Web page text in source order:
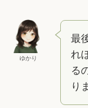
ゆかり
最
れ
る
り